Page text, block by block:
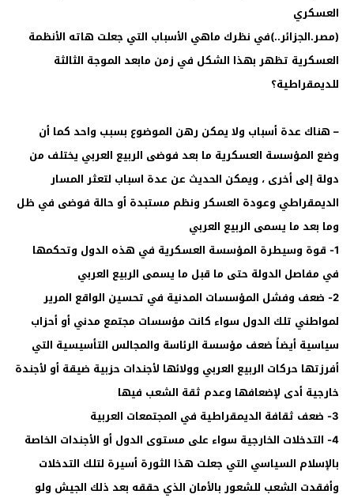
العسكري
(مصر.الجزائر..)في نظرك ماهي الأسباب التي جعلت هاته الأنظمة
العسكرية تظهر بهذا الشكل في زمن مابعد الموجة الثالثة
للديمقراطية؟
– هناك عدة أسباب ولا يمكن رهن الموضوع بسبب واحد كما أن
وضع المؤسسة العسكرية ما بعد فوضى الربيع العربي يختلف من
دولة إلى أخرى ، ويمكن الحديث عن عدة اسباب لتعثر المسار
الديمقراطي وعودة العسكر ونظم مستبدة أو حالة فوضى في ظل
وما بعد ما يسمى الربيع العربي
1- قوة وسيطرة المؤسسة العسكرية في هذه الدول وتحكمها
في مفاصل الدولة حتى ما قبل ما يسمى الربيع العربي
2- ضعف وفشل المؤسسات المدنية في تحسين الواقع المرير
لمواطني تلك الدول سواء كانت مؤسسات مجتمع مدني أو أحزاب
سياسية أيضاً ضعف مؤسسة الرئاسة والمجالس التأسيسية التي
أفرزتها حركات الربيع العربي وولائها لأجندات حزبية ضيقة أو لأجندة
خارجية أدى لإضعافها وعدم ثقة الشعب فيها
3- ضعف ثقافة الديمقراطية في المجتمعات العربية
4- التدخلات الخارجية سواء على مستوى الدول أو الأجندات الخاصة
بالإسلام السياسي التي جعلت هذا الثورة أسيرة لتلك التدخلات
وأفقدت الشعب للشعور بالأمان الذي حققه بعد ذلك الجيش ولو